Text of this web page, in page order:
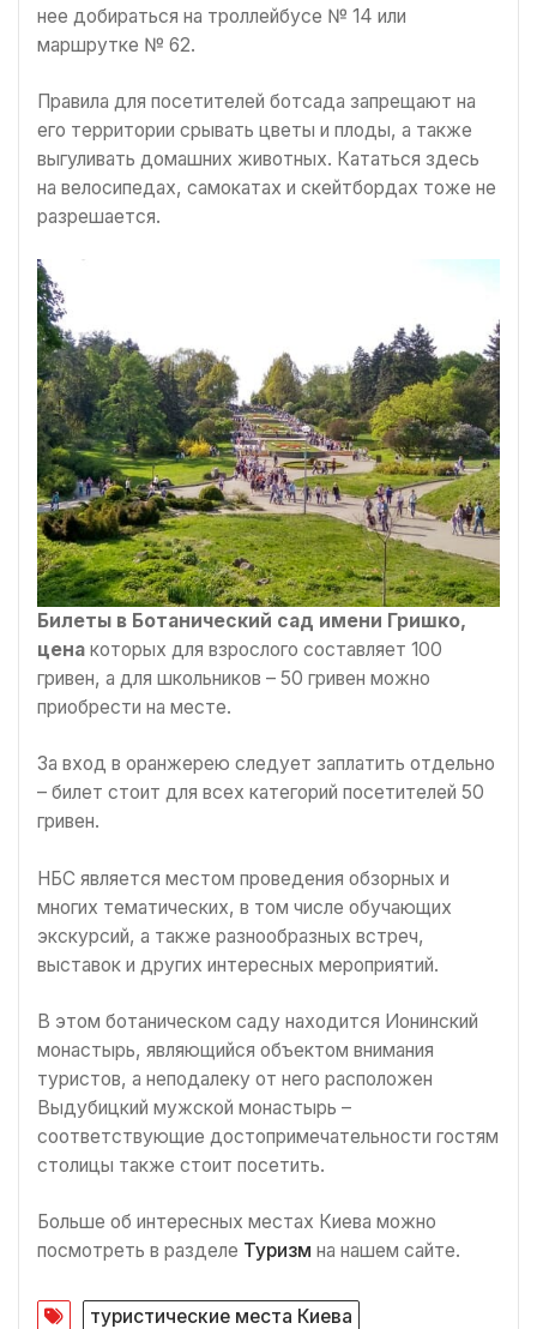
нее добираться на троллейбусе № 14 или
маршрутке № 62.
Правила для посетителей ботсада запрещают на
его территории срывать цветы и плоды, а также
выгуливать домашних животных. Кататься здесь
на велосипедах, самокатах и скейтбордах тоже не
разрешается.
Билеты в Ботанический сад имени Гришко,
цена которых для взрослого составляет 100
гривен, а для школьников – 50 гривен можно
приобрести на месте.
За вход в оранжерею следует заплатить отдельно
– билет стоит для всех категорий посетителей 50
гривен.
НБС является местом проведения обзорных и
многих тематических, в том числе обучающих
экскурсий, а также разнообразных встреч,
выставок и других интересных мероприятий.
В этом ботаническом саду находится Ионинский
монастырь, являющийся объектом внимания
туристов, а неподалеку от него расположен
Выдубицкий мужской монастырь –
соответствующие достопримечательности гостям
столицы также стоит посетить.
Больше об интересных местах Киева можно
посмотреть в разделе Туризм на нашем сайте.
туристические места Киева